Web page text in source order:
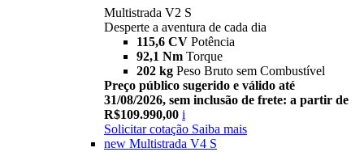
Multistrada V2 S
Desperte a aventura de cada dia
115,6 CV Potência
92,1 Nm Torque
202 kg Peso Bruto sem Combustível
Preço público sugerido e válido até
31/08/2026, sem inclusão de frete: a partir de
R$109.990,00 i
Solicitar cotação Saiba mais
new Multistrada V4 S